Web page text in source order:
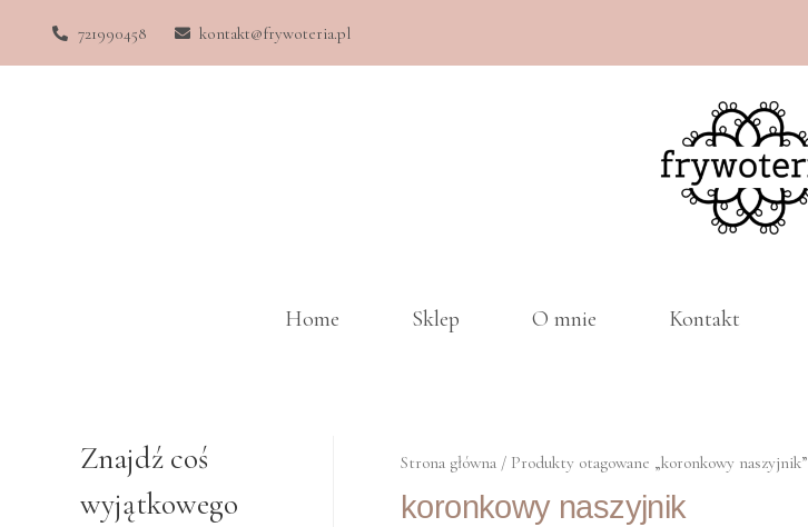
721990458 kontakt@frywoteria.pl
Home Sklep O mnie Kontakt
Znajdź coś
wyjątkowego
Strona główna / Produkty otagowane „koronkowy naszyjnik”
koronkowy naszyjnik